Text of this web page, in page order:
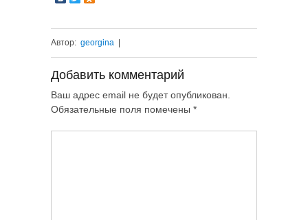
Автор: georgina
Добавить комментарий
Ваш адрес email не будет опубликован.
Обязательные поля помечены *